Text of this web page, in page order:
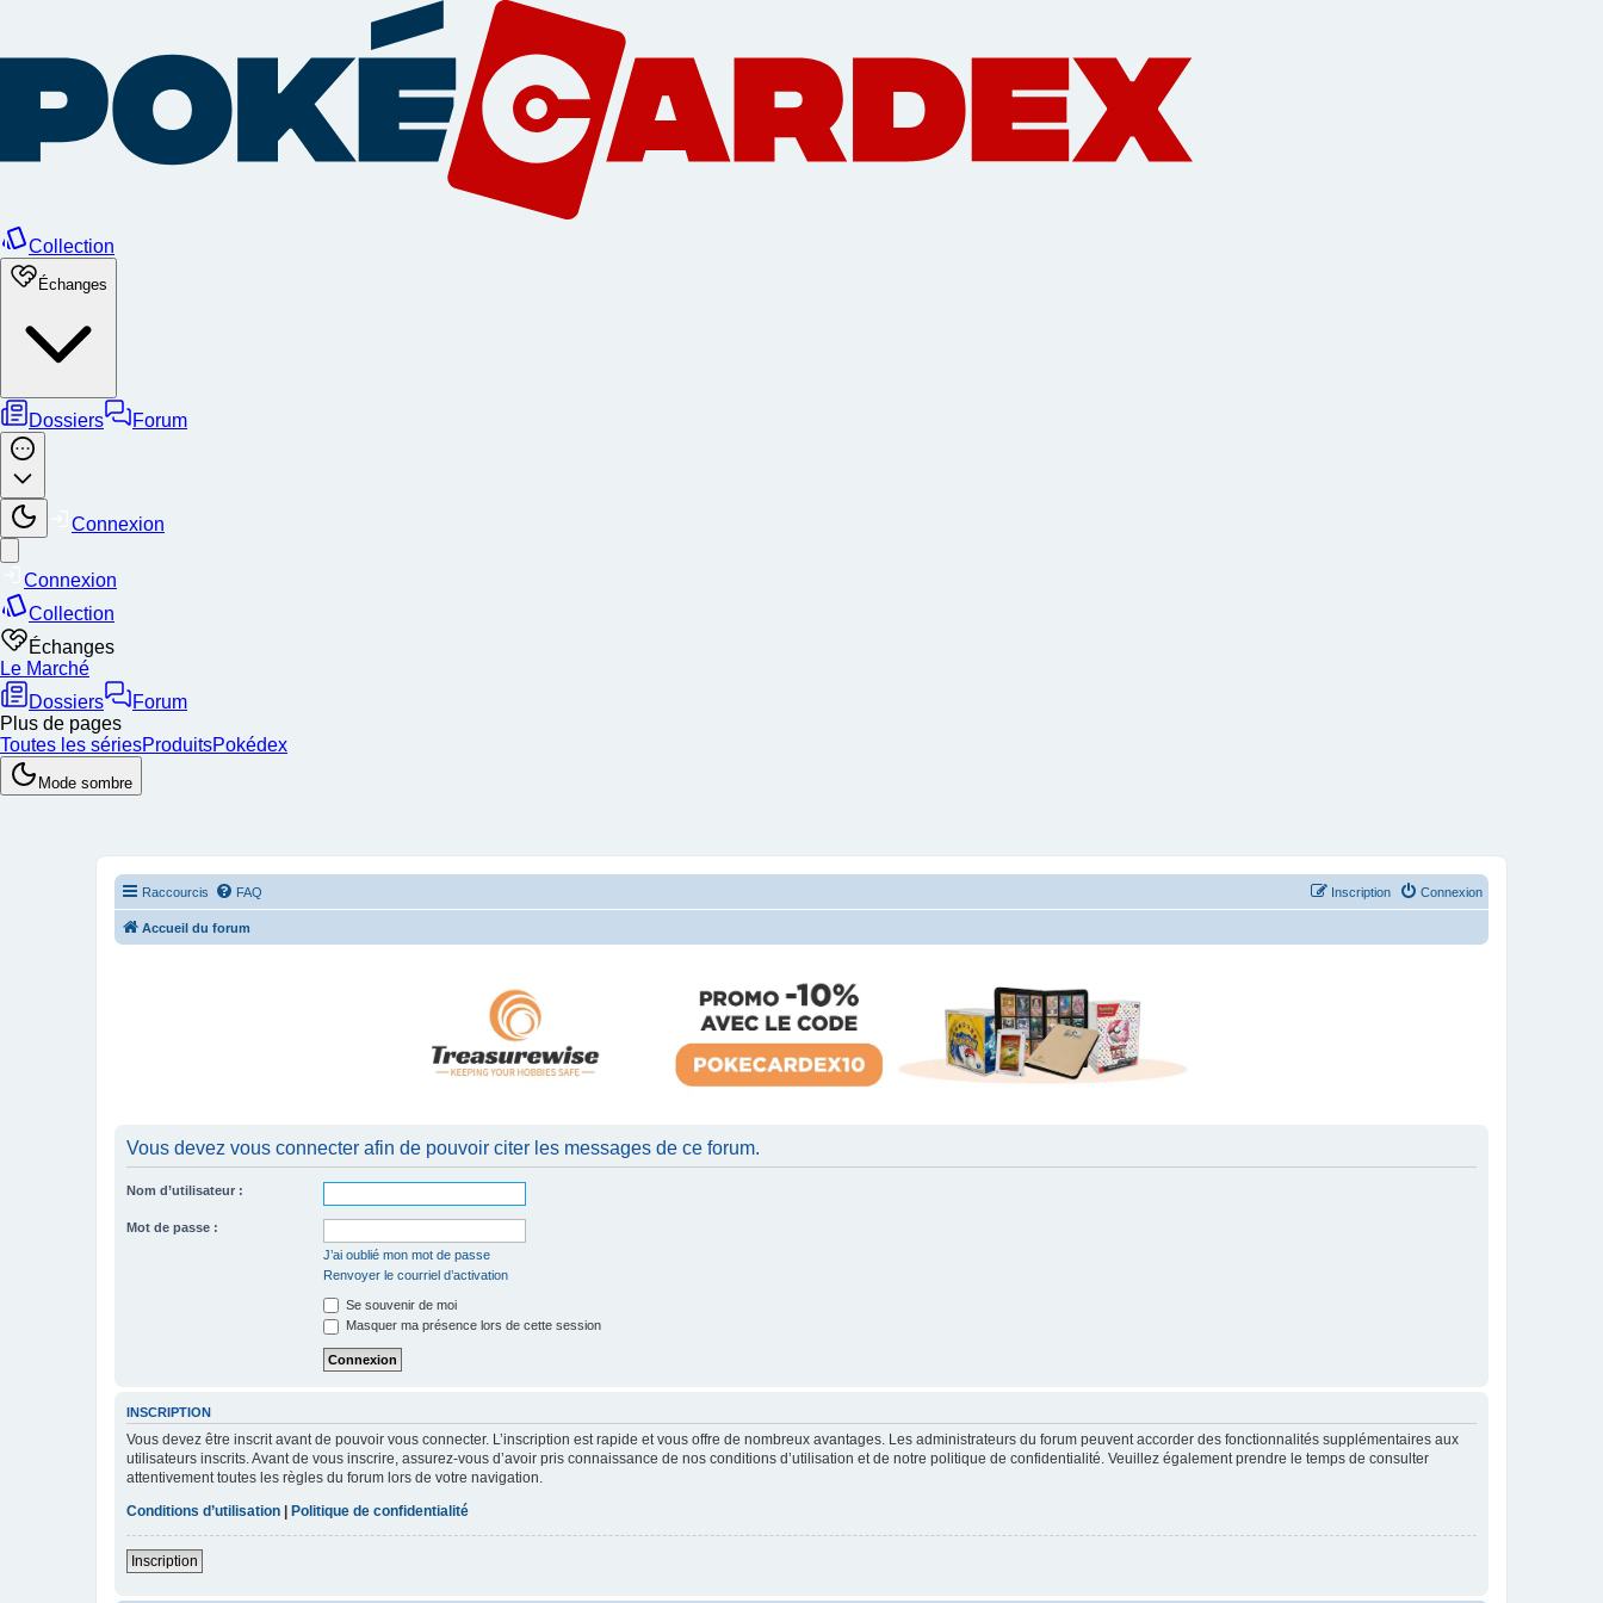
Raccourcis FAQ Connexion
Inscription
Accueil du forum
Vous devez vous connecter afin de pouvoir citer les messages de ce forum.
Nom d’utilisateur :
Mot de passe :
J’ai oublié mon mot de passe
Renvoyer le courriel d’activation
Se souvenir de moi
Masquer ma présence lors de cette session
INSCRIPTION
Vous devez être inscrit avant de pouvoir vous connecter. L’inscription est rapide et vous offre de nombreux avantages. Les administrateurs du forum peuvent accorder des fonctionnalités supplémentaires aux
utilisateurs inscrits. Avant de vous inscrire, assurez-vous d’avoir pris connaissance de nos conditions d’utilisation et de notre politique de confidentialité. Veuillez également prendre le temps de consulter
attentivement toutes les règles du forum lors de votre navigation.
Conditions d’utilisation
Politique de confidentialité
Inscription